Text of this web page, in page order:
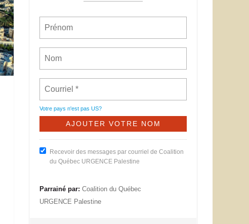
Votre pays n'est pas US?
Recevoir des messages par courriel de Coalition
du Québec URGENCE Palestine
Parrainé par: Coalition du Québec
URGENCE Palestine